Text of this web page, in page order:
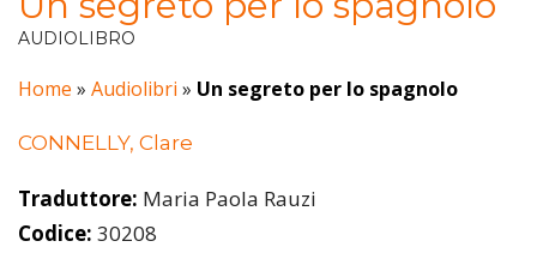
AUDIOLIBRO
Home » Audiolibri » Un segreto per lo spagnolo
CONNELLY, Clare
Traduttore: Maria Paola Rauzi
Codice: 30208